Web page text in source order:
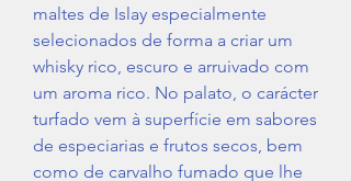
maltes de Islay especialmente
selecionados de forma a criar um
whisky rico, escuro e arruivado com
um aroma rico. No palato, o carácter
turfado vem à superfície em sabores
de especiarias e frutos secos, bem
como de carvalho fumado que lhe